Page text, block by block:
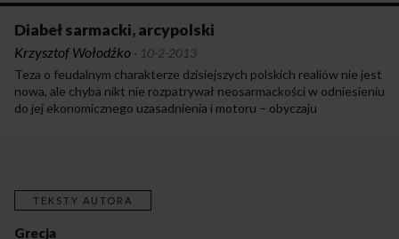
na narzekanie czy po prostu realną ocenę sytuacji. Aby zbuntować
się przeciwko wyzyskowi ze strony pracodawców, umowom
śmieciowym czy podobnym bolączkom, należałoby najpierw
publicznie określić swoją przynależność do osób niezadowolonych,
posiadających problemy. We wspomnianym dyskursie zero-
jedynkowym byłoby to określenie się mianem przegranych.
Diabeł sarmacki, arcypolski
Krzysztof Wołodźko · 10-2-2013
Teza o feudalnym charakterze dzisiejszych polskich realiów nie jest
nowa, ale chyba nikt nie rozpatrywał neosarmackości w odniesieniu
do jej ekonomicznego uzasadnienia i motoru – obyczaju
na ziemię z ciężarem swoich najgorszych plag. Kmicic, Skrzetuski,
Zagłoba i Wołodyjowski – szlachetkowie poczciwi, ojczyznę
miłujący – ilu poddanych zdechło jak bydlęta w biedzie w ich
TEKSTY AUTORA
Grecja